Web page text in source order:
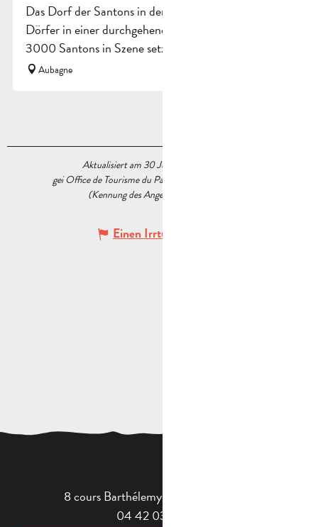
Das Dorf der Santons in der Provence, das sind 19
Dörfer in einer durchgehenden Kulisse, die mehr als
3000 Santons in Szene setzt.
Aubagne
Aktualisiert am 30 Juni 2026 Um 11:14
gei Office de Tourisme du Pays d’Aubagne et de l’Étoile
(Kennung des Angebots :
Einen Irrtum angeben
8 cours Barthélemy - 13400 Aubagne
04 42 03 49 98